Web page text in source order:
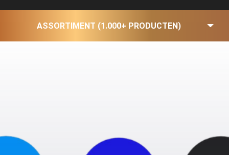
ASSORTIMENT (1.000+ PRODUCTEN)